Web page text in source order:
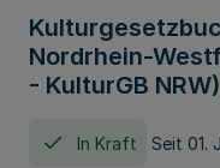
Nordrhein-
- KulturGB NRW)
In Kraft Seit 01.